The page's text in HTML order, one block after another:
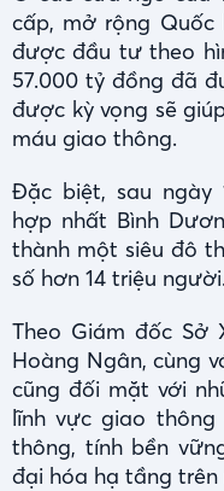
cấp, mở rộng Quốc
được đầu tư theo
57.000 tỷ đồng đã
được kỳ vọng sẽ
máu giao thông.
Đặc biệt, sau ngày
hợp nhất Bình
thành một siêu đô
số hơn 14 triệu người.
Theo Giám đốc Sở
Hoàng Ngân, cùng
cũng đối mặt với
lĩnh vực giao
thông, tính bền
đại hóa hạ tầng